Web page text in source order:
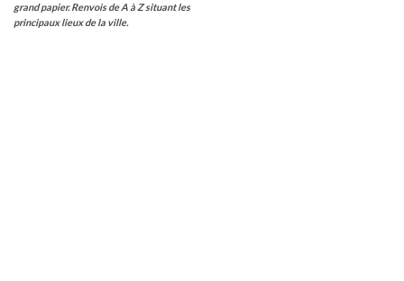
grand papier. Renvois de A à Z situant les
principaux lieux de la ville.